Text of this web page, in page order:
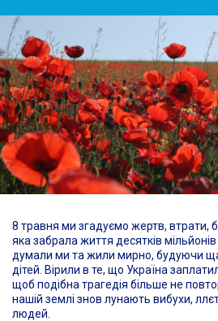
8 травня ми згадуємо жертв, втрати,
яка забрала життя десятків
думали ми та жили мирно, будуючи
дітей. Вірили в те, що Україна
щоб подібна трагедія більше не
нашій землі знов лунають вибухи,
людей.